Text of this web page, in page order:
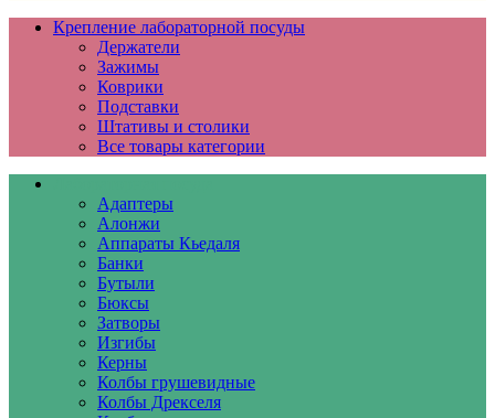
Крепление лабораторной посуды
Держатели
Зажимы
Коврики
Подставки
Штативы и столики
Все товары категории
Адаптеры
Алонжи
Аппараты Кьедаля
Банки
Бутыли
Бюксы
Затворы
Изгибы
Керны
Колбы грушевидные
Колбы Дрекселя